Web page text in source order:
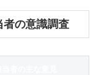
者の意識調査